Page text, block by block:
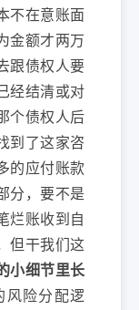
不在意账面
金额才两万
跟债权人要
经结清或对
个债权人后
到了这家咨
的应付账款
分，要不是
烂账收到自
但干我们这
小细节里长
风险分配逻